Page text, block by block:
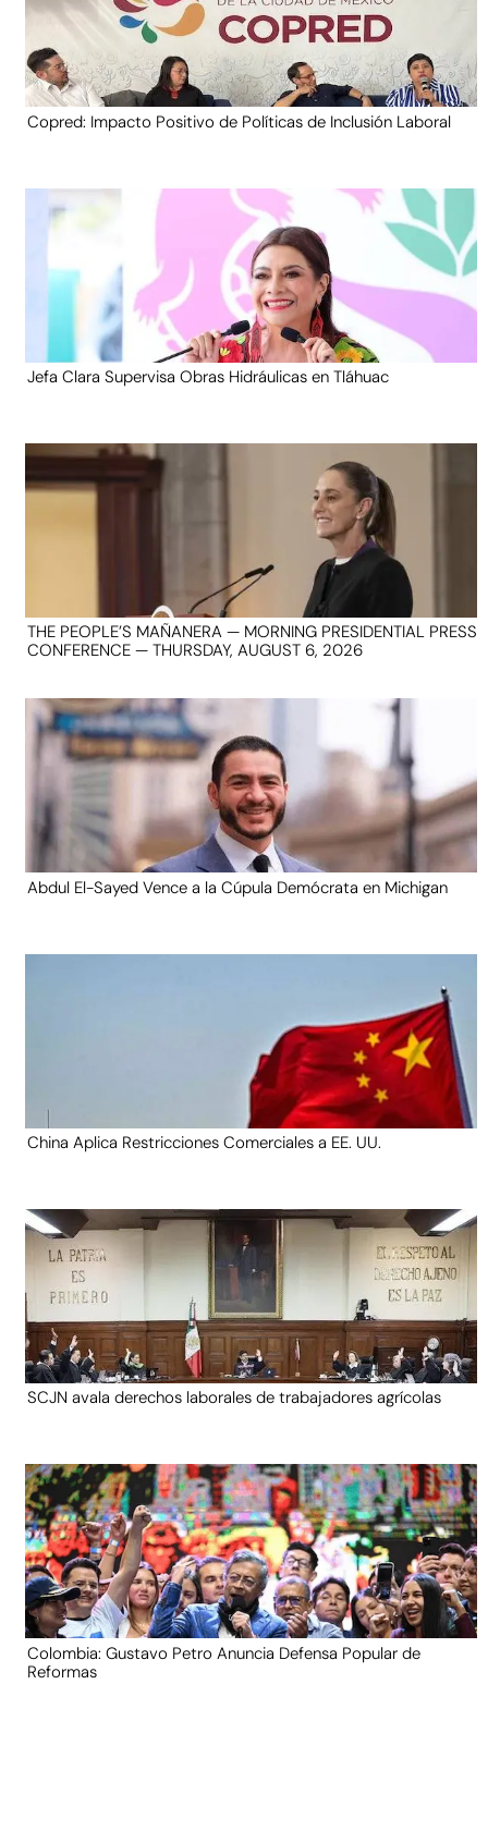
Copred: Impacto Positivo de Políticas de Inclusión Laboral
Jefa Clara Supervisa Obras Hidráulicas en Tláhuac
THE PEOPLE’S MAÑANERA — MORNING PRESIDENTIAL PRESS
CONFERENCE — THURSDAY, AUGUST 6, 2026
Abdul El-Sayed Vence a la Cúpula Demócrata en Michigan
China Aplica Restricciones Comerciales a EE. UU.
SCJN avala derechos laborales de trabajadores agrícolas
Colombia: Gustavo Petro Anuncia Defensa Popular de
Reformas